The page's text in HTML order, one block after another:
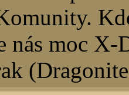
nás moc X-